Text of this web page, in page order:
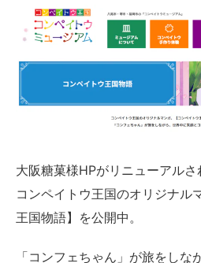
大阪糖菓様HPがリニューアルさ
コンペイトウ王国のオリジナル
王国物語】を公開中。
「コンフェちゃん」が旅をしな